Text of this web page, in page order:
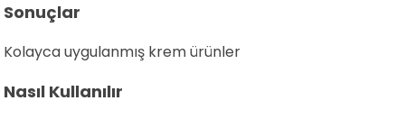
Sonuçlar
Kolayca uygulanmış krem ürünler
Nasıl Kullanılır